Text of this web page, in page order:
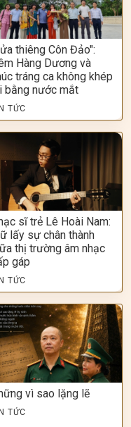
thiêng Côn Đảo":
Hàng Dương và
tráng ca không khép
bằng nước mắt
TỨC
sĩ trẻ Lê Hoài Nam:
lấy sự chân thành
thị trường âm nhạc
gáp
TỨC
vì sao lặng lẽ
TỨC